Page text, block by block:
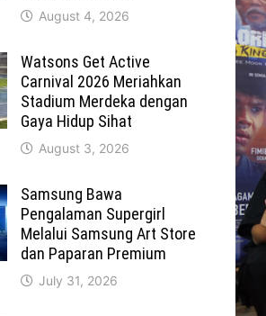
August 4, 2026
Watsons Get Active
Carnival 2026 Meriahkan
Stadium Merdeka dengan
Gaya Hidup Sihat
August 3, 2026
Samsung Bawa
Pengalaman Supergirl
Melalui Samsung Art Store
dan Paparan Premium
July 31, 2026